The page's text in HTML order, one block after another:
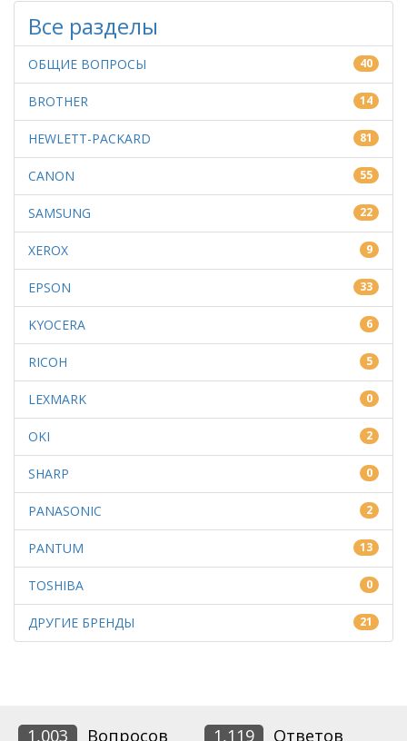
Все разделы
ОБЩИЕ ВОПРОСЫ 40
BROTHER 14
HEWLETT-PACKARD 81
CANON 55
SAMSUNG 22
XEROX 9
EPSON 33
KYOCERA 6
RICOH 5
LEXMARK 0
OKI 2
SHARP 0
PANASONIC 2
PANTUM 13
TOSHIBA 0
ДРУГИЕ БРЕНДЫ 21
1,003 Вопросов 1,119 Ответов